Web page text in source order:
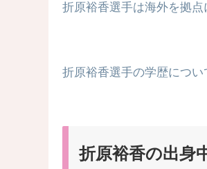
折原裕香選手は海外を拠点
折原裕香選手の学歴につい
折原裕香の出身